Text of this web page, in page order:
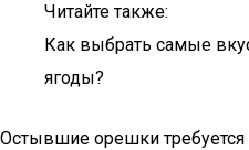
Читайте также:
Как выбрать самые
ягоды?
Остывшие орешки требуется